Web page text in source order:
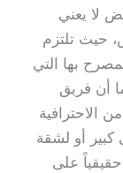
لا يعني
حيث تلتزم
بها التي
أن فريق
الاحترافية
كبير أو لشقة
على